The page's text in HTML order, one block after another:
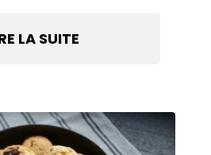
LA SUITE